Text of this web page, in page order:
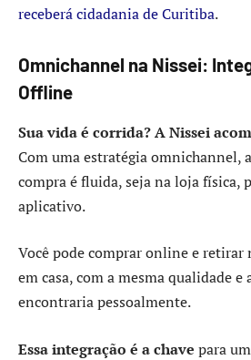
receberá cidadania de Curitiba.
Omnichannel na Nissei:
Offline
Sua vida é corrida? A Nissei
Com uma estratégia omnichannel,
compra é fluida, seja na loja física,
aplicativo.
Você pode comprar online e retirar
em casa, com a mesma qualidade e
encontraria pessoalmente.
Essa integração é a chave para